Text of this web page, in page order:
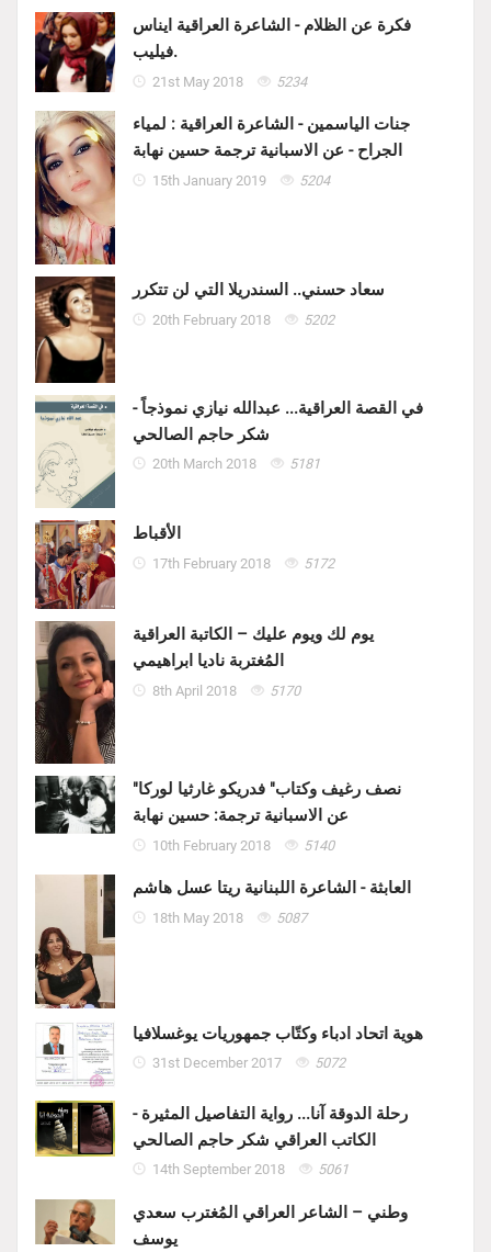
فكرة عن الظلام - الشاعرة العراقية ايناس
فيليب.
21st May 2018 5234
جنات الياسمين - الشاعرة العراقية : لمياء
الجراح - عن الاسبانية ترجمة حسين نهابة
15th January 2019 5204
سعاد حسني.. السندريلا التي لن تتكرر
20th February 2018 5202
في القصة العراقية... عبدالله نيازي نموذجاً -
شكر حاجم الصالحي
20th March 2018 5181
الأقباط
17th February 2018 5172
يوم لك ويوم عليك – الكاتبة العراقية
المُغتربة ناديا ابراهيمي
8th April 2018 5170
"نصف رغيف وكتاب" فدريكو غارثيا لوركا
عن الاسبانية ترجمة: حسين نهابة
10th February 2018 5140
العابثة - الشاعرة اللبنانية ريتا عسل هاشم
18th May 2018 5087
هوية اتحاد ادباء وكتّاب جمهوريات يوغسلافيا
31st December 2017 5072
رحلة الدوقة آنا... رواية التفاصيل المثيرة -
الكاتب العراقي شكر حاجم الصالحي
14th September 2018 5061
وطني – الشاعر العراقي المُغترب سعدي
يوسف